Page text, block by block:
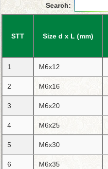
Search:
STT Size d x L (mm)
1 M6x12
2 M6x16
3 M6x20
4 M6x25
5 M6x30
6 M6x35